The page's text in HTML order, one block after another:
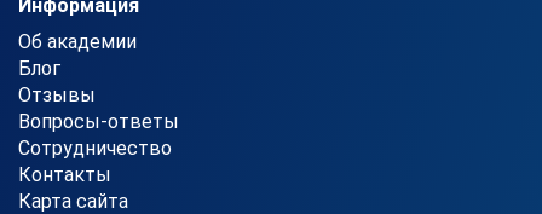
Информация
Об академии
Блог
Отзывы
Вопросы-ответы
Сотрудничество
Контакты
Карта сайта